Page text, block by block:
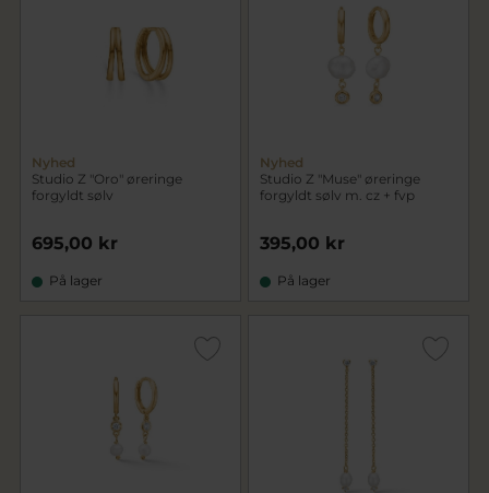
Nyhed
Studio Z "Oro" øreringe
forgyldt sølv
695,00 kr
På lager
Nyhed
Studio Z "Muse" øreringe
forgyldt sølv m. cz + fvp
395,00 kr
På lager